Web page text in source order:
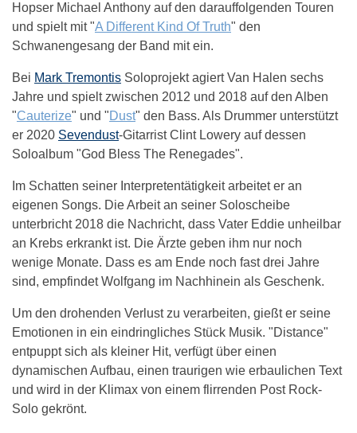
Hopser Michael Anthony auf den darauffolgenden Touren
und spielt mit "A Different Kind Of Truth" den
Schwanengesang der Band mit ein.
Bei Mark Tremontis Soloprojekt agiert Van Halen sechs
Jahre und spielt zwischen 2012 und 2018 auf den Alben
"Cauterize" und "Dust" den Bass. Als Drummer unterstützt
er 2020 Sevendust-Gitarrist Clint Lowery auf dessen
Soloalbum "God Bless The Renegades".
Im Schatten seiner Interpretentätigkeit arbeitet er an
eigenen Songs. Die Arbeit an seiner Soloscheibe
unterbricht 2018 die Nachricht, dass Vater Eddie unheilbar
an Krebs erkrankt ist. Die Ärzte geben ihm nur noch
wenige Monate. Dass es am Ende noch fast drei Jahre
sind, empfindet Wolfgang im Nachhinein als Geschenk.
Um den drohenden Verlust zu verarbeiten, gießt er seine
Emotionen in ein eindringliches Stück Musik. "Distance"
entpuppt sich als kleiner Hit, verfügt über einen
dynamischen Aufbau, einen traurigen wie erbaulichen Text
und wird in der Klimax von einem flirrenden Post Rock-
Solo gekrönt.